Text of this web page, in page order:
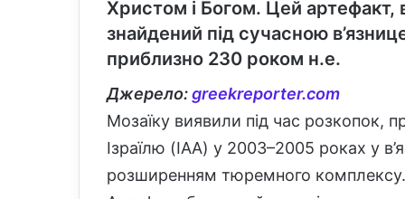
Христом і Богом. Цей артефакт,
знайдений під сучасною
приблизно 230 роком н.е.
Джерело:greekreporter.com
Мозаїку виявили під час розкопок,
Ізраїлю (IAA) у 2003–2005 роках у
розширенням тюремного комплексу.